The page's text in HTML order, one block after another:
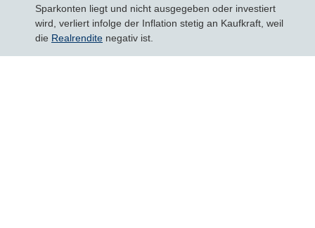
Sparkonten liegt und nicht ausgegeben oder investiert
wird, verliert infolge der Inflation stetig an Kaufkraft, weil
die Realrendite negativ ist.